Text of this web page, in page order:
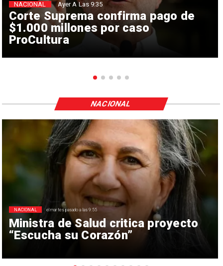
Corte Suprema confirma pago de
$1.000 millones por caso
ProCultura
NACIONAL Ayer A Las 9:35
Ministra de Salud critica proyecto
“Escucha su Corazón”
NACIONAL el martes pasado a las 9:55
NACIONAL